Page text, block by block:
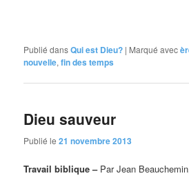
Publié dansQui est Dieu? | Marqué avec
nouvelle,fin des temps
Dieu sauveur
Publié le21 novembre 2013
Travail biblique – Par Jean